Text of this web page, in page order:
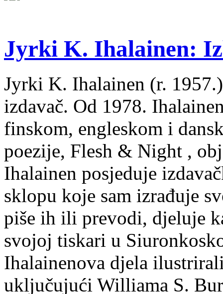
Jyrki K. Ihalainen:
Jyrki K. Ihalainen (r.
izdavač. Od 1978.
finskom, engleskom i
poezije, Flesh & Night ,
Ihalainen posjeduje
sklopu koje sam izrađuje
piše ih ili prevodi, djeluje
svojoj tiskari u
Ihalainenova djela
uključujući Williama S.